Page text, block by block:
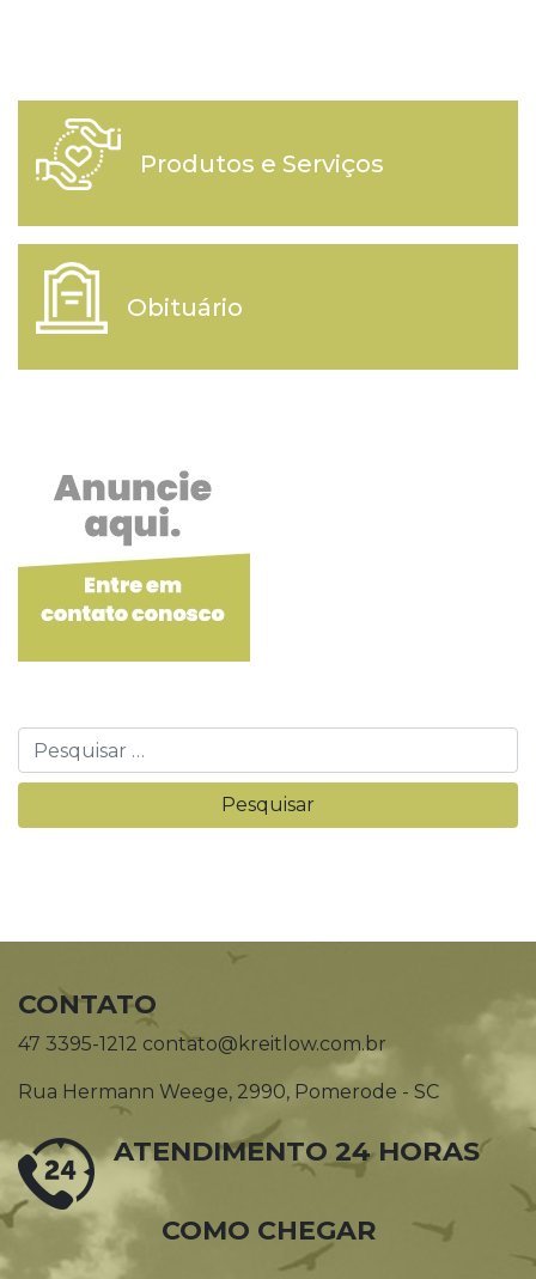
Produtos e Serviços
Obituário
CONTATO
47 3395-1212 contato@kreitlow.com.br
Rua Hermann Weege, 2990, Pomerode - SC
ATENDIMENTO 24 HORAS
COMO CHEGAR